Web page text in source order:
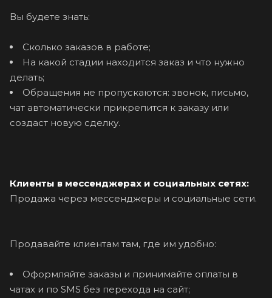
Вы будете знать:
Сколько заказов в работе;
На какой стадии находится заказ и что нужно
делать;
Обращения не пропускаются: звонок, письмо,
чат автоматически прикрепится к заказу или
создаст новую сделку.
Клиенты в мессенджерах и социальных сетях:
Продажа через мессенджеры и социальные сети.
Продавайте клиентам там, где им удобно:
Оформляйте заказы и принимайте оплаты в
чатах и по SMS без перехода на сайт;